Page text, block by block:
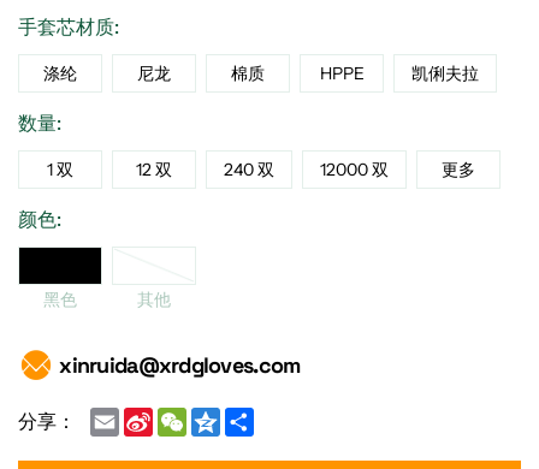
手套芯材质:
涤纶 尼龙 棉质 HPPE 凯俐夫拉
数量:
1 双 12 双 240 双 12000 双 更多
颜色:
黑色 其他
xinruida@xrdgloves.com
分享： EmailSina
Weibo
WeChat
Qzone